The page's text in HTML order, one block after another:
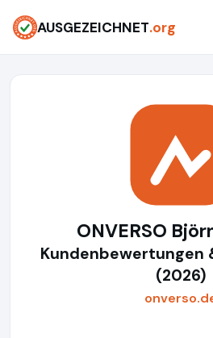
AUSGEZEICHNET.org
ONVERSO
Kundenbewertungen
(2026)